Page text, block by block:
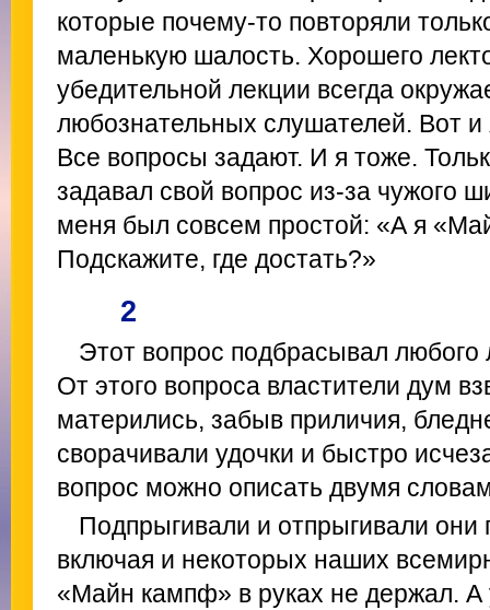
которые почему-то повторяли
маленькую шалость. Хорошего
убедительной лекции всегда
любознательных слушателей. Вот и
Все вопросы задают. И я тоже.
задавал свой вопрос из-за чужого
меня был совсем простой: «А я
Подскажите, где достать?»
2
Этот вопрос подбрасывал любого
От этого вопроса властители дум
матерились, забыв приличия,
сворачивали удочки и быстро
вопрос можно описать двумя
Подпрыгивали и отпрыгивали они
включая и некоторых наших
«Майн кампф» в руках не держал. А